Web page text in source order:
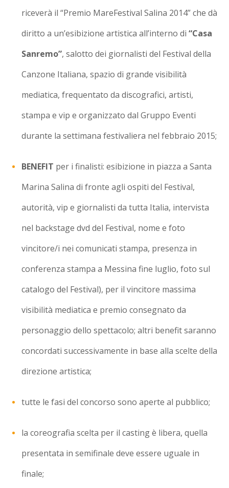
riceverà il “Premio MareFestival Salina 2014” che dà
diritto a un’esibizione artistica all’interno di“Casa
Sanremo”, salotto dei giornalisti del Festival della
Canzone Italiana, spazio di grande visibilità
mediatica, frequentato da discografici, artisti,
stampa e vip e organizzato dal Gruppo Eventi
durante la settimana festivaliera nel febbraio 2015;
BENEFIT per i finalisti: esibizione in piazza a Santa
Marina Salina di fronte agli ospiti del Festival,
autorità, vip e giornalisti da tutta Italia, intervista
nel backstage dvd del Festival, nome e foto
vincitore/i nei comunicati stampa, presenza in
conferenza stampa a Messina fine luglio, foto sul
catalogo del Festival), per il vincitore massima
visibilità mediatica e premio consegnato da
personaggio dello spettacolo; altri benefit saranno
concordati successivamente in base alla scelte della
direzione artistica;
tutte le fasi del concorso sono aperte al pubblico;
la coreografia scelta per il casting è libera, quella
presentata in semifinale deve essere uguale in
finale;